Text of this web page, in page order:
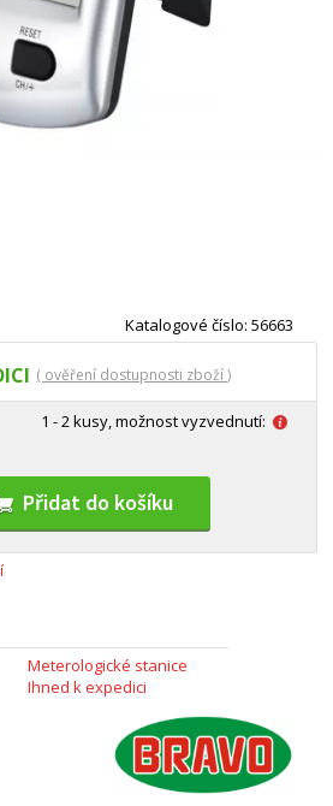
Katalogové číslo: 56663
( ověření dostupnosti zboží )
1 - 2 kusy, možnost vyzvednutí:
Přidat do košíku
Meterologické stanice
Ihned k expedici